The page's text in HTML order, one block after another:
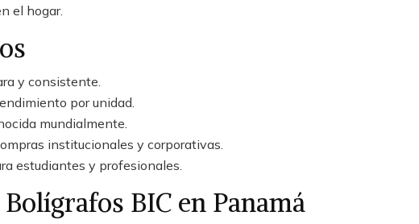
el hogar.
y consistente.
por unidad.
mundialmente.
institucionales y corporativas.
estudiantes y profesionales.
BIC en Panamá